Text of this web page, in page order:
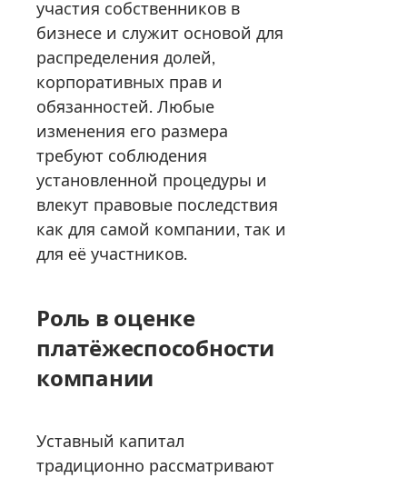
участия собственников в
бизнесе и служит основой для
распределения долей,
корпоративных прав и
обязанностей. Любые
изменения его размера
требуют соблюдения
установленной процедуры и
влекут правовые последствия
как для самой компании, так и
для её участников.
Роль в оценке
платёжеспособности
компании
Уставный капитал
традиционно рассматривают